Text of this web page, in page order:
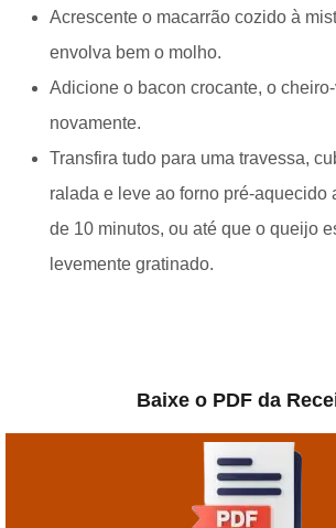
Acrescente o macarrão cozido à
envolva bem o molho.
Adicione o bacon crocante, o
novamente.
Transfira tudo para uma travessa,
ralada e leve ao forno pré-aquecido
de 10 minutos, ou até que o queijo
levemente gratinado.
Baixe o PDF da